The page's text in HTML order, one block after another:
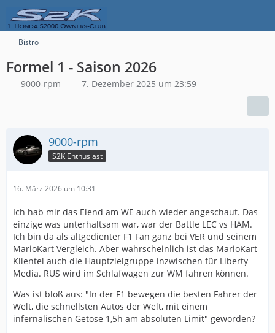
Bistro
Formel 1 - Saison 2026
9000-rpm 7. Dezember 2025 um 23:59
9000-rpm
S2K Enthusiast
16. März 2026 um 10:31
Ich hab mir das Elend am WE auch wieder angeschaut. Das
einzige was unterhaltsam war, war der Battle LEC vs HAM.
Ich bin da als altgedienter F1 Fan ganz bei VER und seinem
MarioKart Vergleich. Aber wahrscheinlich ist das MarioKart
Klientel auch die Hauptzielgruppe inzwischen für Liberty
Media. RUS wird im Schlafwagen zur WM fahren können.
Was ist bloß aus: "In der F1 bewegen die besten Fahrer der
Welt, die schnellsten Autos der Welt, mit einem
infernalischen Getöse 1,5h am absoluten Limit" geworden?